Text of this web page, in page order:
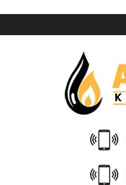
KURUMSAL